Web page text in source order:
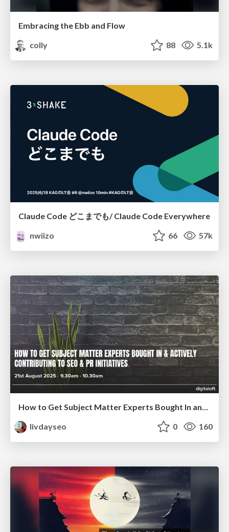
Embracing the Ebb and Flow
colly
88 5.1k
Claude Code どこまでも/ Claude Code Everywhere
nwiizo
66 57k
livdayseo
0 160